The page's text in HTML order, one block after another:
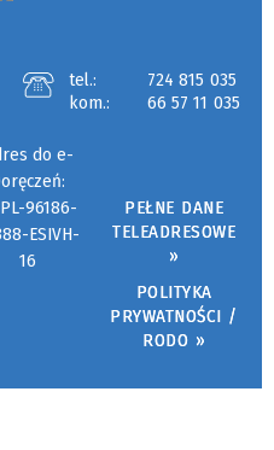
tel.:
724 815 035
kom.:
66 57 11 035
do e-
96186-
ESIVH-
16
PEŁNE DANE
TELEADRESOWE
»
POLITYKA
PRYWATNOŚCI /
RODO »